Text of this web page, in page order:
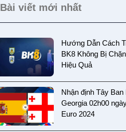
Bài viết mới nhất
Hướng Dẫn Cách
BK8 Không Bị
Hiệu Quả
Nhận định Tây Ban
Georgia 02h00
Euro 2024